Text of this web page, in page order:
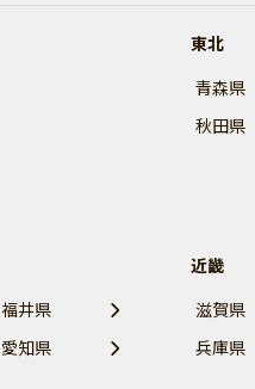
東北
青森県
秋田県
福井県
愛知県
近畿
滋賀県
兵庫県